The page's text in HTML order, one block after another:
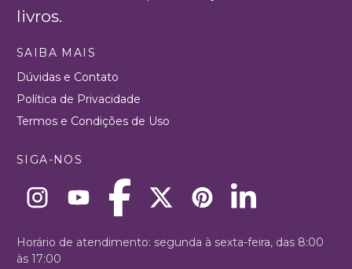
livros.
SAIBA MAIS
Dúvidas e Contato
Política de Privacidade
Termos e Condições de Uso
SIGA-NOS
Horário de atendimento: segunda à sexta-feira, das 8:00
às 17:00